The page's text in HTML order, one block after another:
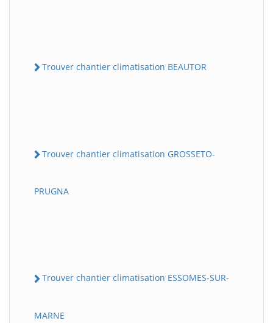
Trouver chantier climatisation BEAUTOR
Trouver chantier climatisation GROSSETO-
PRUGNA
Trouver chantier climatisation ESSOMES-SUR-
MARNE